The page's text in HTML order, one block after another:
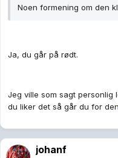
Noen formening om den
Ja, du går på rødt.
Jeg ville som sagt personlig
du liker det så går du for den
johanf